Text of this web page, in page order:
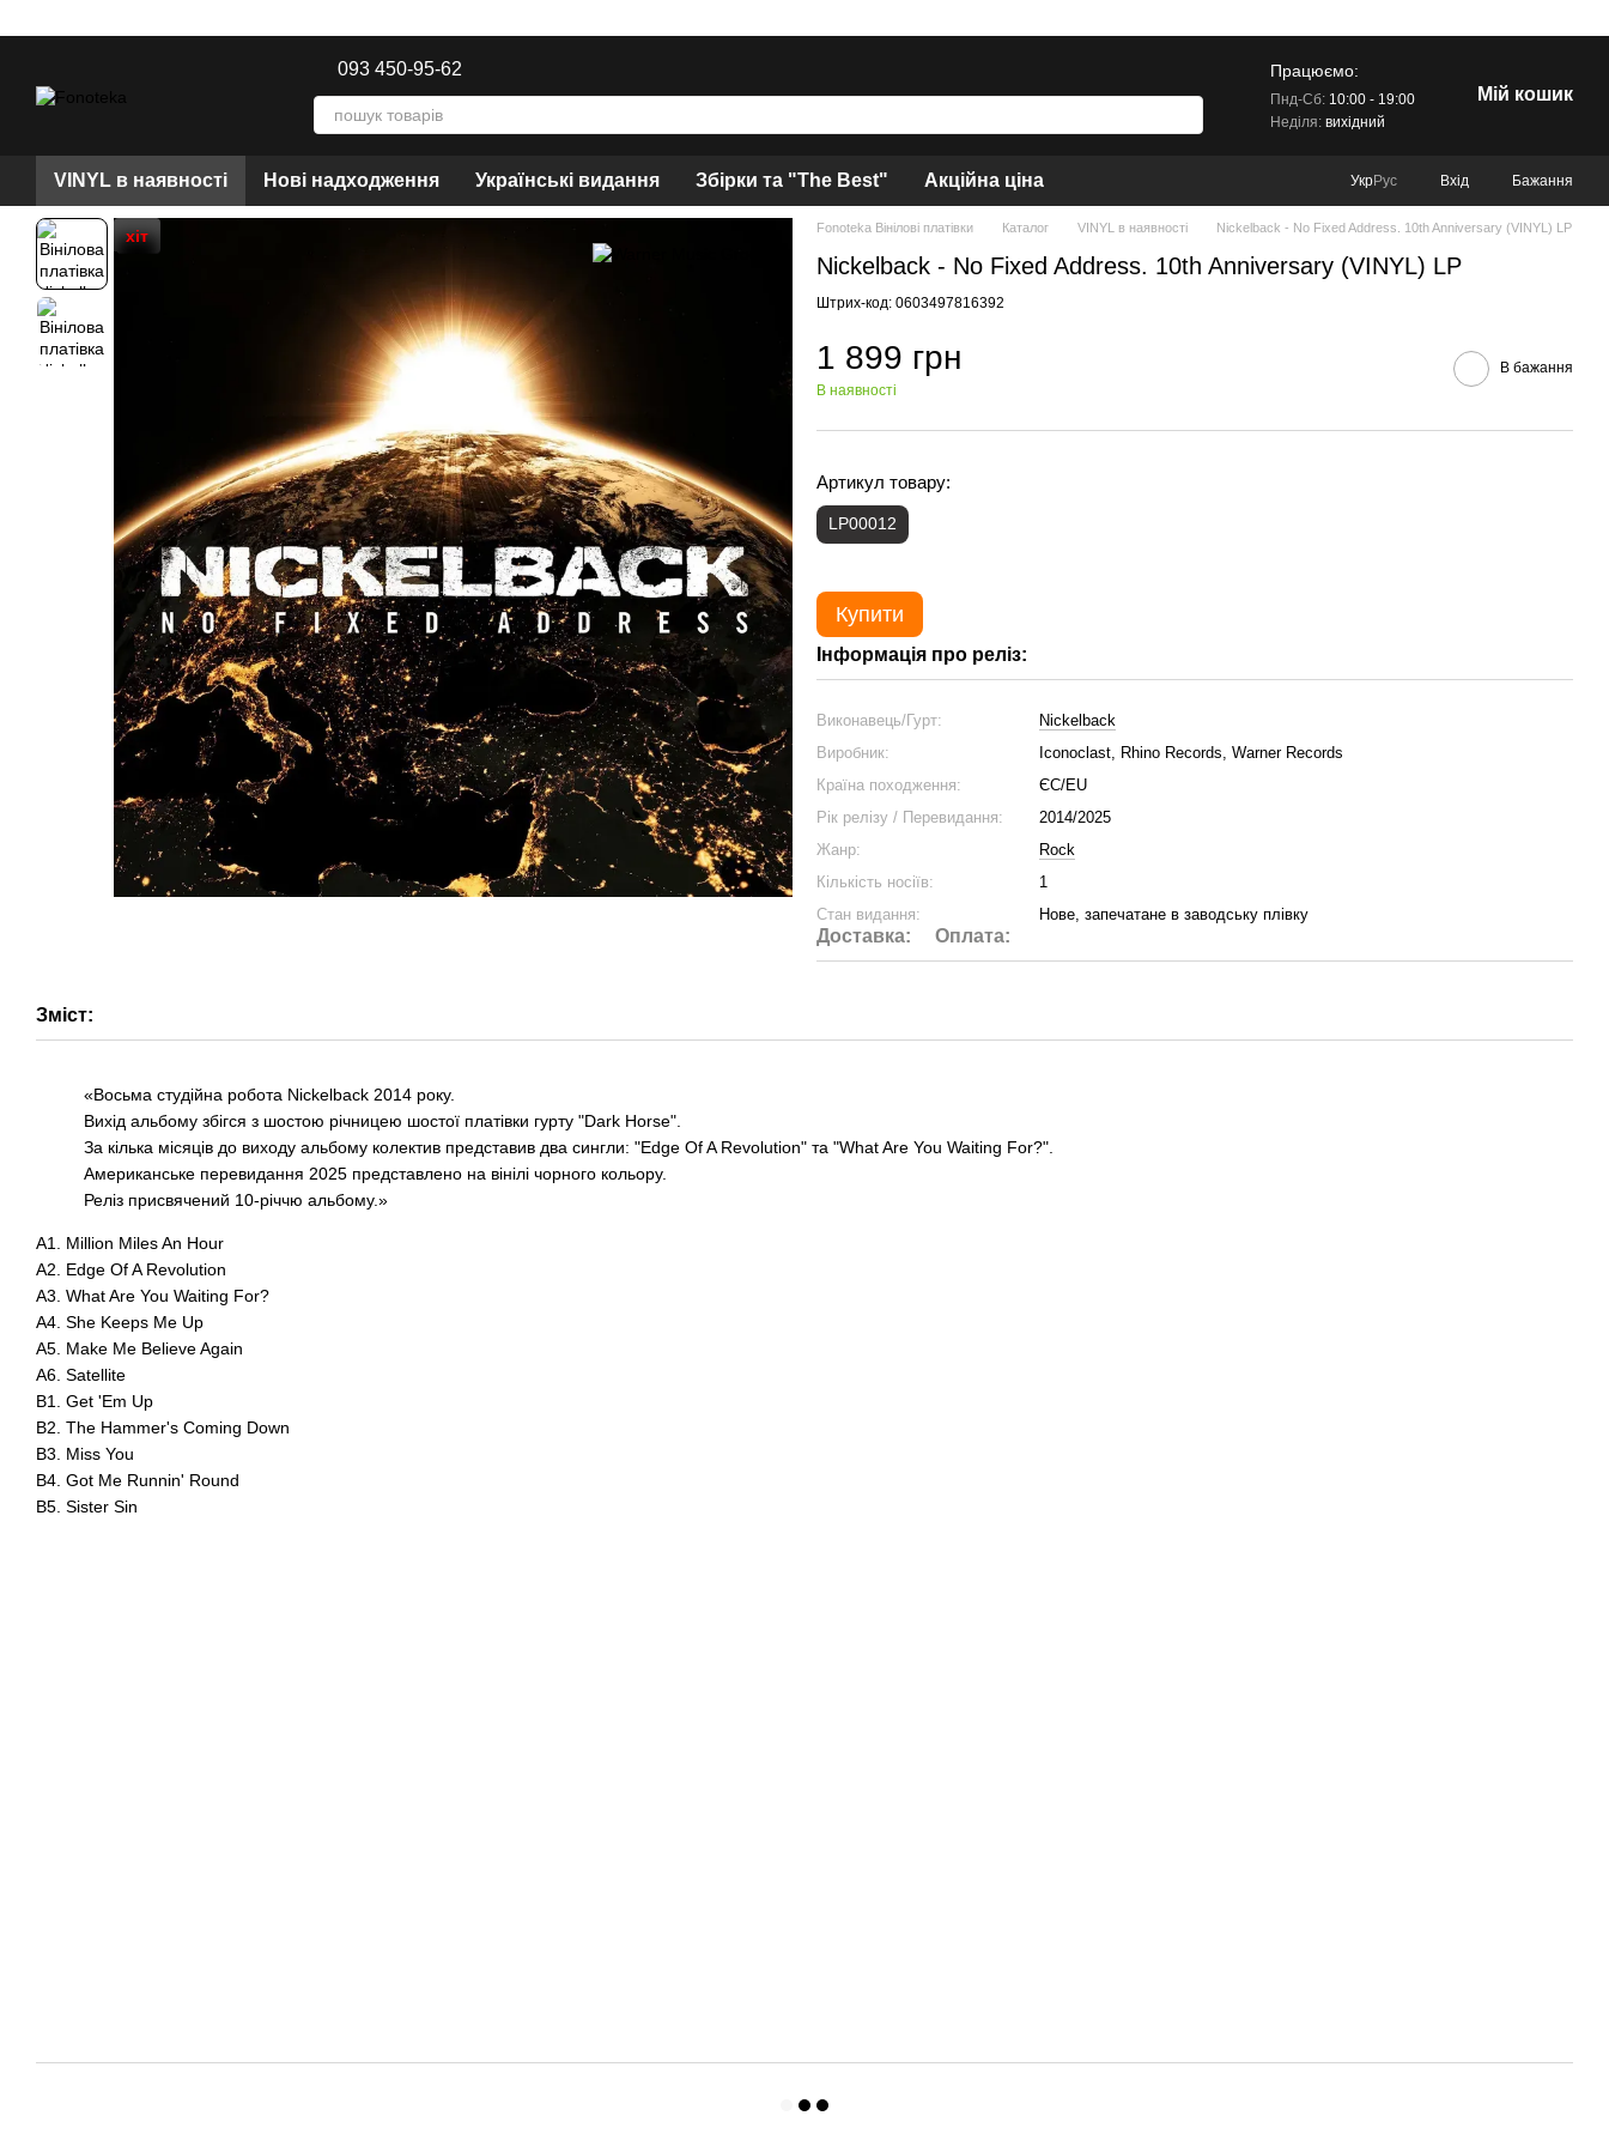
093 450-95-62 Працюємо:
Пнд-Сб:10:00 - 19:00
Неділя:вихідний
Мій кошик
VINYL в наявності Нові надходження Українські видання Збірки та "The Best" Акційна ціна УкрРус Вхід Бажання
хіт Fonoteka Вінілові платівки Каталог VINYL в наявності Nickelback - No Fixed Address. 10th Anniversary (VINYL) LP
Nickelback - No Fixed Address. 10th Anniversary (VINYL) LP
Штрих-код: 0603497816392
1 899 грн
В наявності
В бажання
Артикул товару:
LP00012
Купити
Інформація про реліз:
Виконавець/Гурт:
Nickelback
Виробник:
Iconoclast, Rhino Records, Warner Records
Країна походження:
ЄС/EU
Рік релізу / Перевидання:
2014/2025
Жанр:
Rock
Кількість носіїв:
1
Стан видання:
Нове, запечатане в заводську плівку
Доставка: Оплата:
Зміст:
«Восьма студійна робота Nickelback 2014 року.
Вихід альбому збігся з шостою річницею шостої платівки гурту "Dark Horse".
За кілька місяців до виходу альбому колектив представив два сингли: "Edge Of A Revolution" та "What Are You Waiting For?".
Американське перевидання 2025 представлено на вінілі чорного кольору.
Реліз присвячений 10-річчю альбому.»
A1. Million Miles An Hour
A2. Edge Of A Revolution
A3. What Are You Waiting For?
A4. She Keeps Me Up
A5. Make Me Believe Again
A6. Satellite
B1. Get 'Em Up
B2. The Hammer's Coming Down
B3. Miss You
B4. Got Me Runnin' Round
B5. Sister Sin